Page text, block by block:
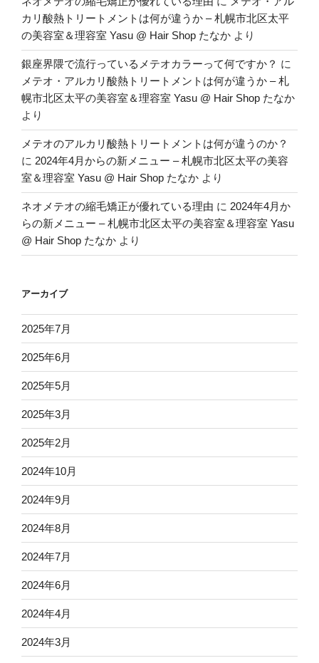
カリ酸熱トリートメントは何が違うか – 札幌市北区太平
の美容室＆理容室 Yasu @ Hair Shop たなか より
銀座界隈で流行っているメテオカラーって何ですか？ に
メテオ・アルカリ酸熱トリートメントは何が違うか – 札
幌市北区太平の美容室＆理容室 Yasu @ Hair Shop たなか
より
メテオのアルカリ酸熱トリートメントは何が違うのか？
に 2024年4月からの新メニュー – 札幌市北区太平の美容
室＆理容室 Yasu @ Hair Shop たなか より
ネオメテオの縮毛矯正が優れている理由 に 2024年4月か
らの新メニュー – 札幌市北区太平の美容室＆理容室 Yasu
@ Hair Shop たなか より
アーカイブ
2025年7月
2025年6月
2025年5月
2025年3月
2025年2月
2024年10月
2024年9月
2024年8月
2024年7月
2024年6月
2024年4月
2024年3月